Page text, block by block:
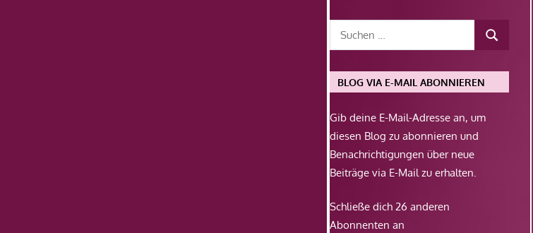
BLOG VIA E-MAIL ABONNIEREN
Gib deine E-Mail-Adresse an, um
diesen Blog zu abonnieren und
Benachrichtigungen über neue
Beiträge via E-Mail zu erhalten.
Schließe dich 26 anderen
Abonnenten an